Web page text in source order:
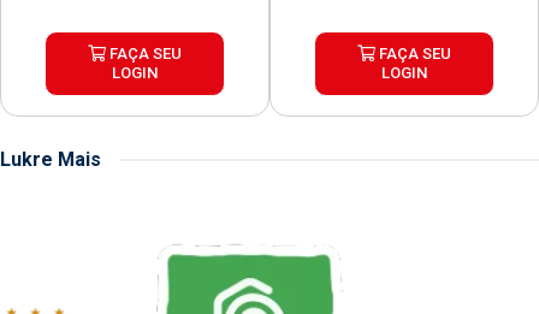
FAÇA SEU
LOGIN
FAÇA SEU
LOGIN
Lukre Mais